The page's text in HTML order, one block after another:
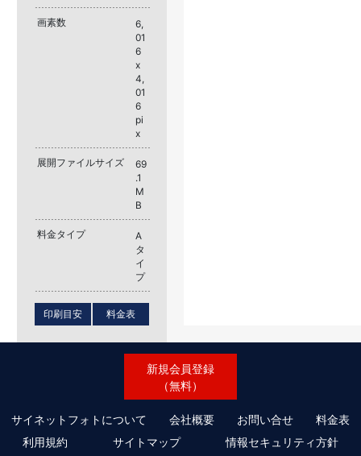
画素数
6,
01
6
x
4,
01
6
pi
x
展開ファイルサイズ
69
.1
M
B
料金タイプ
A
タ
イ
プ
印刷目安 料金表
新規会員登録
（無料）
サイネットフォトについて 会社概要 お問い合せ
料金表
利用規約
サイトマップ 情報セキュリティ方針